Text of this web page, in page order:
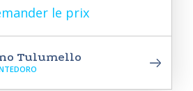
le prix
Tulumello